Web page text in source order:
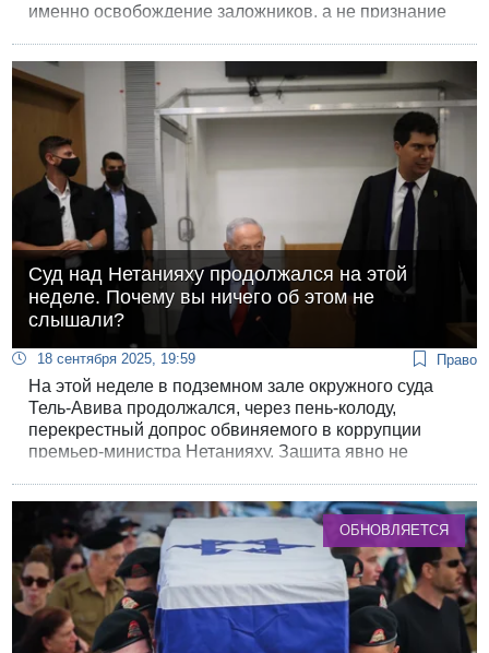
именно освобождение заложников, а не признание
Суд над Нетанияху продолжался на этой
неделе. Почему вы ничего об этом не
слышали?
18 сентября 2025, 19:59 Право
На этой неделе в подземном зале окружного суда
Тель-Авива продолжался, через пень-колоду,
перекрестный допрос обвиняемого в коррупции
премьер-министра Нетанияху. Защита явно не
Нетанияху отодвинут на дальнюю периферию
общественного сознания.
ОБНОВЛЯЕТСЯ